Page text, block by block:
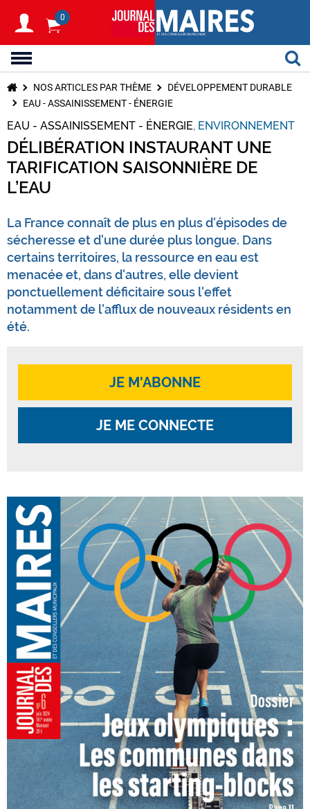
0
NOS ARTICLES PAR THÈME
DÉVELOPPEMENT DURABLE
EAU - ASSAINISSEMENT - ÉNERGIE
EAU - ASSAINISSEMENT - ÉNERGIE ENVIRONNEMENT
DÉLIBÉRATION INSTAURANT UNE
TARIFICATION SAISONNIÈRE DE
L’EAU
La France connaît de plus en plus d'épisodes de
sécheresse et d'une durée plus longue. Dans
certains territoires, la ressource en eau est
menacée et, dans d'autres, elle devient
ponctuellement déficitaire sous l'effet
notamment de l'afflux de nouveaux résidents en
été.
JE M'ABONNE
JE ME CONNECTE